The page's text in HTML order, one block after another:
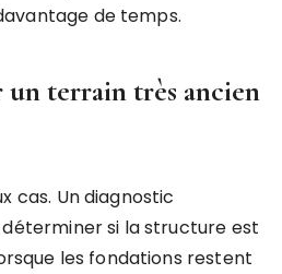
de temps.
un terrain très ancien
cas. Un diagnostic
si la structure est
les fondations restent